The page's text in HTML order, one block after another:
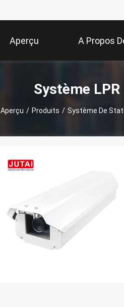
Aperçu A Propos
Système
Aperçu / Produits / Système De